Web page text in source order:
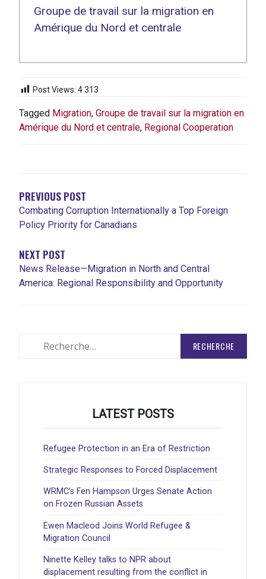
Groupe de travail sur la migration en
Amérique du Nord et centrale
Post Views: 4 313
Tagged Migration, Groupe de travail sur la migration en
Amérique du Nord et centrale, Regional Cooperation
L'ARTICLE
PREVIOUS POST
Combating Corruption Internationally a Top Foreign
Policy Priority for Canadians
NEXT POST
News Release—Migration in North and Central
America: Regional Responsibility and Opportunity
LATEST POSTS
Refugee Protection in an Era of Restriction
Strategic Responses to Forced Displacement
WRMC’s Fen Hampson Urges Senate Action
on Frozen Russian Assets
Ewen Macleod Joins World Refugee &
Migration Council
Ninette Kelley talks to NPR about
displacement resulting from the conflict in